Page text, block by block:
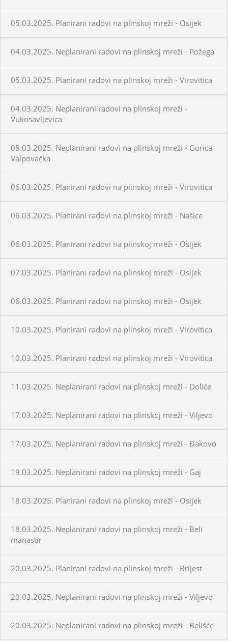
05.03.2025. Planirani radovi na plinskoj mreži - Osijek
04.03.2025. Neplanirani radovi na plinskoj mreži - Požega
05.03.2025. Planirani radovi na plinskoj mreži - Virovitica
04.03.2025. Neplanirani radovi na plinskoj mreži -
Vukosavljevica
05.03.2025. Neplanirani radovi na plinskoj mreži - Gorica
Valpovačka
06.03.2025. Planirani radovi na plinskoj mreži - Virovitica
06.03.2025. Planirani radovi na plinskoj mreži - Našice
06.03.2025. Planirani radovi na plinskoj mreži - Osijek
07.03.2025. Planirani radovi na plinskoj mreži - Osijek
06.03.2025. Planirani radovi na plinskoj mreži - Osijek
10.03.2025. Planirani radovi na plinskoj mreži - Virovitica
10.03.2025. Planirani radovi na plinskoj mreži - Virovitica
11.03.2025. Neplanirani radovi na plinskoj mreži - Doliće
17.03.2025. Neplanirani radovi na plinskoj mreži - Viljevo
17.03.2025. Neplanirani radovi na plinskoj mreži - Đakovo
19.03.2025. Neplanirani radovi na plinskoj mreži - Gaj
18.03.2025. Planirani radovi na plinskoj mreži - Osijek
18.03.2025. Neplanirani radovi na plinskoj mreži - Beli
manastir
20.03.2025. Planirani radovi na plinskoj mreži - Brijest
20.03.2025. Neplanirani radovi na plinskoj mreži - Viljevo
20.03.2025. Neplanirani radovi na plinskoj mreži - Belišće